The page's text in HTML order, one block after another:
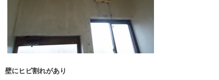
壁にヒビ割れがあり